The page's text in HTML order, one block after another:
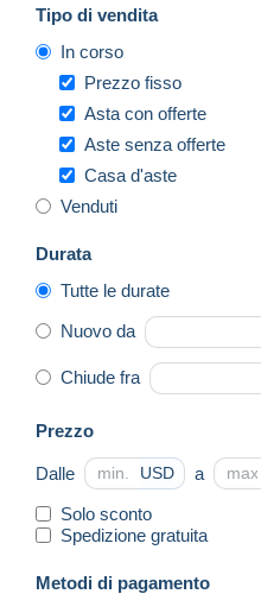
Tipo di vendita
In corso
Prezzo fisso
Asta con offerte
Aste senza offerte
Casa d'aste
Venduti
Durata
Tutte le durate
Nuovo da
Chiude fra
Prezzo
Dalle USD a
Solo sconto
Spedizione gratuita
Metodi di pagamento